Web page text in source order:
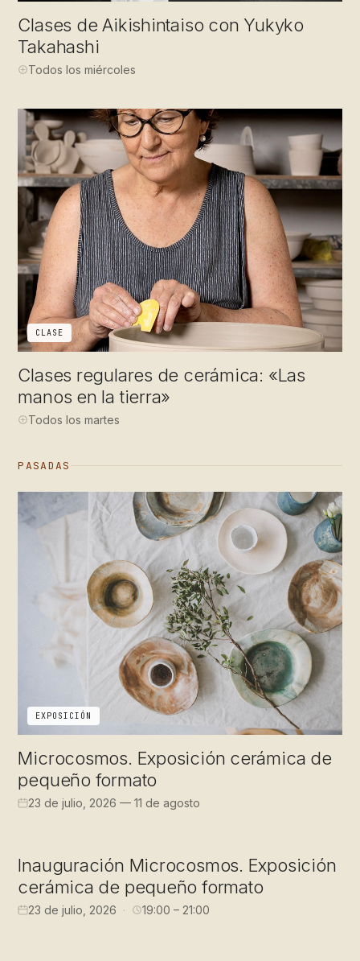
Clases de Aikishintaiso con Yukyko
Takahashi
Todos los miércoles
CLASE
Clases regulares de cerámica: «Las
manos en la tierra»
Todos los martes
PASADAS
EXPOSICIÓN
Microcosmos. Exposición cerámica de
pequeño formato
23 de julio, 2026 — 11 de agosto
Inauguración Microcosmos. Exposición
cerámica de pequeño formato
23 de julio, 2026 19:00 – 21:00